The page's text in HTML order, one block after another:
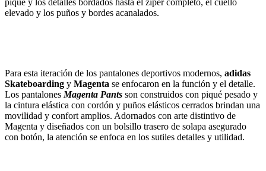
elevado y los puños y bordes acanalados.
Para esta iteración de los pantalones deportivos modernos, adidas
Skateboarding y Magenta se enfocaron en la función y el detalle.
Los pantalones Magenta Pants son construidos con piqué pesado y
la cintura elástica con cordón y puños elásticos cerrados brindan una
movilidad y confort amplios. Adornados con arte distintivo de
Magenta y diseñados con un bolsillo trasero de solapa asegurado
con botón, la atención se enfoca en los sutiles detalles y utilidad.